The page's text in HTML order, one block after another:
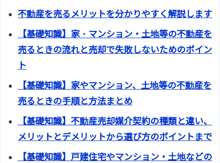
不動産を売るメリットを分かりやすく解説します
【基礎知識】家・マンション・土地等の不動産を
売るときの流れと売却で失敗しないためのポイン
ト
【基礎知識】家やマンション、土地等の不動産を
売るときの手順と方法まとめ
【基礎知識】不動産売却媒介契約の種類と違い、
メリットとデメリットから選び方のポイントまで
【基礎知識】戸建住宅やマンション・土地などの